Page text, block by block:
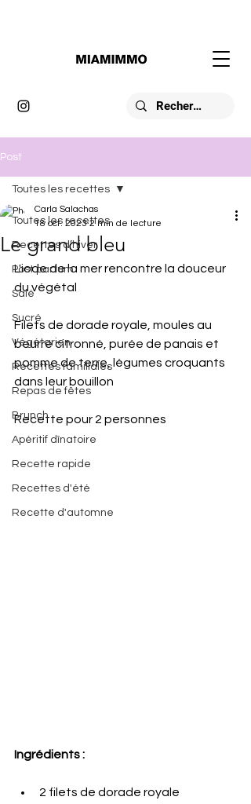
Post
Toutes les recettes
Recettes d’hiver
Post partum
Salé
Sucré
Végétarien
Recettes familiales
Repas de fêtes
Brunch
Apéritif dînatoire
Recette rapide
Recettes d'été
Recette d'automne
Toutes les recettes
Le grand bleu
Carla Salachas
18 oct. 2023 2 min de lecture
L'iode de la mer rencontre la douceur
du végétal
Filets de dorade royale, moules au
beurre citronné, purée de panais et
pomme de terre, légumes croquants
dans leur bouillon
Recette pour 2 personnes
Ingrédients :
2 filets de dorade royale